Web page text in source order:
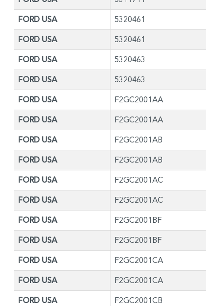
FORD USA 5320461
FORD USA 5320461
FORD USA 5320463
FORD USA 5320463
FORD USA F2GC2001AA
FORD USA F2GC2001AA
FORD USA F2GC2001AB
FORD USA F2GC2001AB
FORD USA F2GC2001AC
FORD USA F2GC2001AC
FORD USA F2GC2001BF
FORD USA F2GC2001BF
FORD USA F2GC2001CA
FORD USA F2GC2001CA
FORD USA F2GC2001CB